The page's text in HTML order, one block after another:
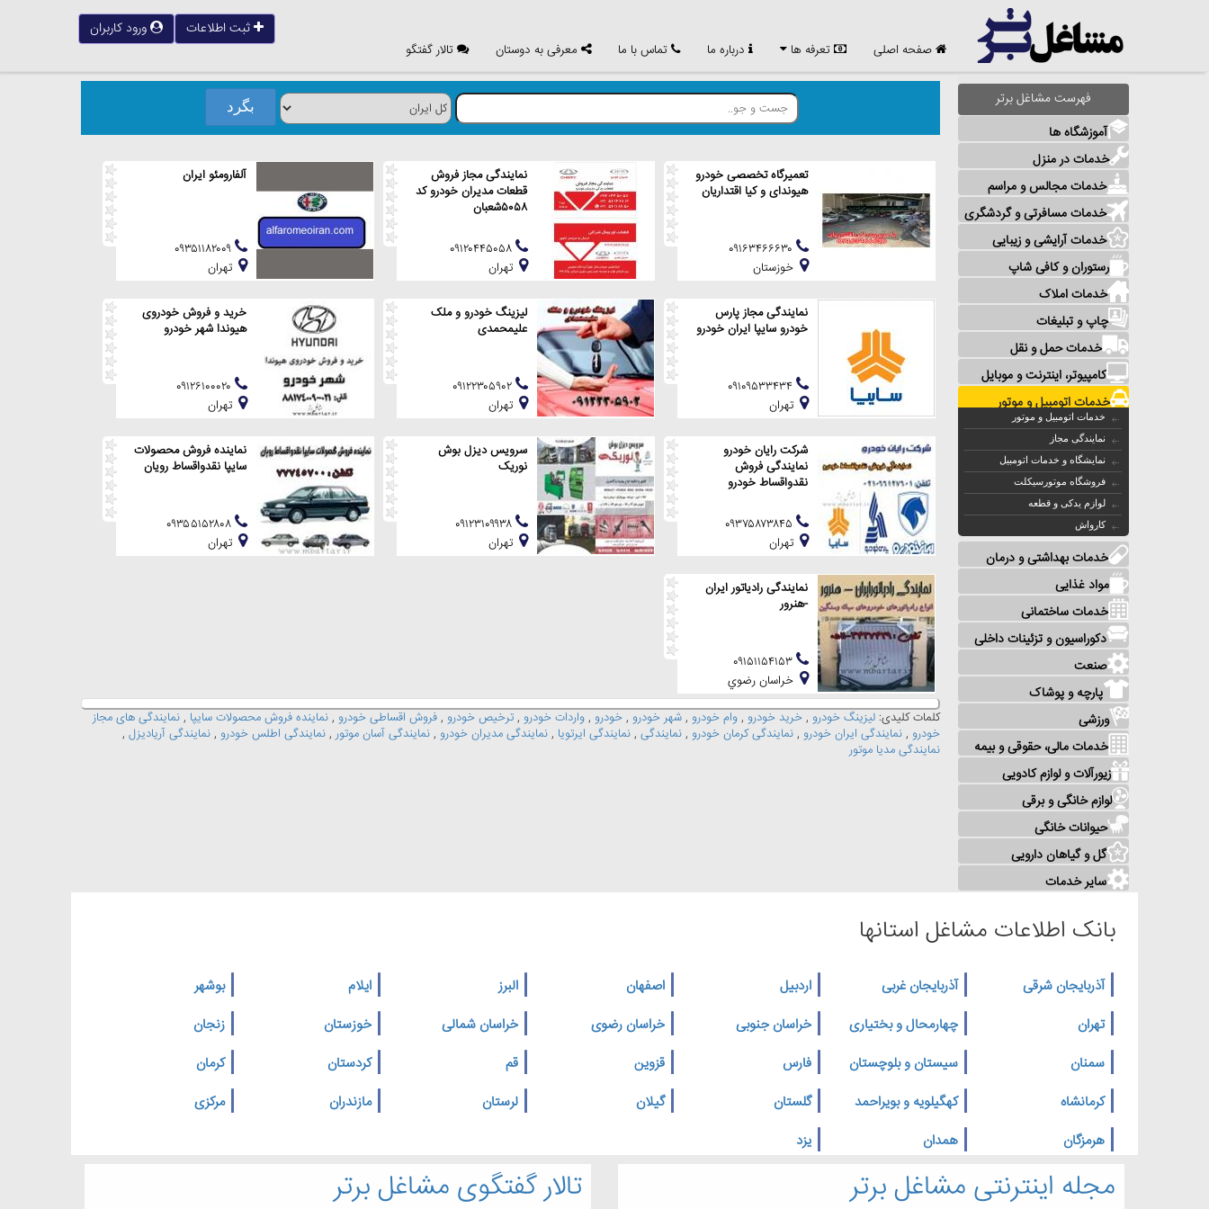
صفحه اصلی تعرفه ها درباره ما تماس با ما معرفی به دوستان تالار گفتگو
ثبت اطلاعات ورود کاربران
فهرست مشاغل برتر
آموزشگاه ها
خدمات در منزل
خدمات مجالس و مراسم
خدمات مسافرتی و گردشگری
خدمات آرایشی و زیبایی
رستوران و کافی شاپ
خدمات املاک
چاپ و تبلیغات
خدمات حمل و نقل
کامپیوتر، اینترنت و موبایل
خدمات اتومبیل و موتور
خدمات اتومبیل و موتور
نمایندگی مجاز
نمایشگاه و خدمات اتومبیل
فروشگاه موتورسیکلت
لوازم یدکی و قطعه
کارواش
خدمات بهداشتی و درمان
مواد غذایی
خدمات ساختمانی
دکوراسیون و تزئینات داخلی
صنعت
پارچه و پوشاک
ورزشی
خدمات مالی، حقوقی و بیمه
زیورآلات و لوازم کادویی
لوازم خانگی و برقی
حیوانات خانگی
گل و گیاهان دارویی
سایر خدمات
تعمیرگاه تخصصی خودرو
هیوندای و کیا اقتداریان
خوزستان
نمایندگی مجاز فروش
قطعات مدیران خودرو کد
۵۰۵۸شعبان
تهران
آلفارومئو ایران
تهران
نمایندگی مجاز پارس
خودرو سایپا ایران خودرو
تهران
لیزینگ خودرو و ملک
علیمحمدی
تهران
خرید و فروش خودروی
هیوندا شهر خودرو
تهران
شرکت رایان خودرو
نمایندگی فروش
نقدواقساط خودرو
تهران
سرویس دیزل بوش
نوریک
تهران
نماینده فروش محصولات
سایپا نقدواقساط رویان
تهران
نمایندگی رادیاتور ایران
-هنرور
خراسان رضوي
کلمات کلیدی: لیزینگ خودرو , خرید خودرو , وام خودرو , شهر خودرو , خودرو , واردات خودرو , ترخیص خودرو , فروش اقساطی خودرو , نماینده فروش محصولات سایپا , نمایندگی های مجاز
خودرو , نمایندگی ایران خودرو , نمایندگی کرمان خودرو , نمایندگی , نمایندگی ایرتویا , نمایندگی مدیران خودرو , نمایندگی آسان موتور , نمایندگی اطلس خودرو , نمایندگی آریادیزل ,
نمایندگی مدیا موتور
بانک اطلاعات مشاغل استانها
آذربایجان شرقی آذربایجان غربی اردبیل اصفهان البرز ایلام
بوشهر
تهران
چهارمحال و بختیاری خراسان جنوبی خراسان رضوی خراسان شمالی خوزستان
زنجان
سمنان
سیستان و بلوچستان فارس قزوین قم کردستان
کرمان
کرمانشاه
کهگیلویه و بویراحمد گلستان گیلان لرستان مازندران
مرکزی
هرمزگان
همدان یزد
تالار گفتگوی مشاغل برتر مجله اینترنتی مشاغل برتر